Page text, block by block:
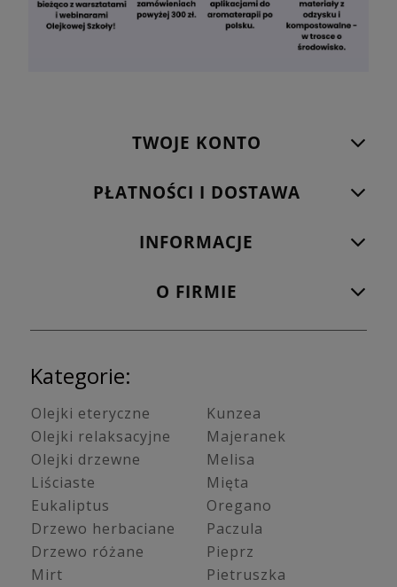
TWOJE KONTO
PŁATNOŚCI I DOSTAWA
INFORMACJE
O FIRMIE
Kategorie:
Olejki eteryczne
Olejki relaksacyjne
Olejki drzewne
Liściaste
Eukaliptus
Drzewo herbaciane
Drzewo różane
Mirt
Kunzea
Majeranek
Melisa
Mięta
Oregano
Paczula
Pieprz
Pietruszka